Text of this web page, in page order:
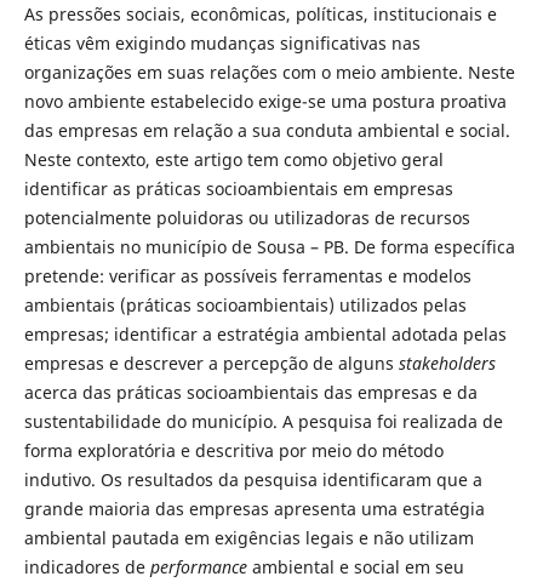
As pressões sociais, econômicas, políticas, institucionais e
éticas vêm exigindo mudanças significativas nas
organizações em suas relações com o meio ambiente. Neste
novo ambiente estabelecido exige-se uma postura proativa
das empresas em relação a sua conduta ambiental e social.
Neste contexto, este artigo tem como objetivo geral
identificar as práticas socioambientais em empresas
potencialmente poluidoras ou utilizadoras de recursos
ambientais no município de Sousa – PB. De forma específica
pretende: verificar as possíveis ferramentas e modelos
ambientais (práticas socioambientais) utilizados pelas
empresas; identificar a estratégia ambiental adotada pelas
empresas e descrever a percepção de alguns stakeholders
acerca das práticas socioambientais das empresas e da
sustentabilidade do município. A pesquisa foi realizada de
forma exploratória e descritiva por meio do método
indutivo. Os resultados da pesquisa identificaram que a
grande maioria das empresas apresenta uma estratégia
ambiental pautada em exigências legais e não utilizam
indicadores de performanceambiental e social em seu